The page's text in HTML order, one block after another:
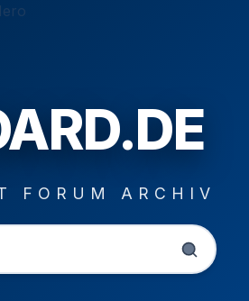
FORUM ARCHIV